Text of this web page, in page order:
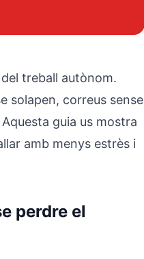
treball autònom.
solapen, correus sense
guia us mostra
amb menys estrès i
perdre el